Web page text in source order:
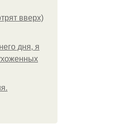
вверх)
дня, я